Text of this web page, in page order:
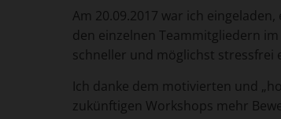
Am 20.09.2017 war ich
den einzelnen Teammitgliedern
schneller und möglichst stressfrei
Ich danke dem motivierten und
zukünftigen Workshops mehr